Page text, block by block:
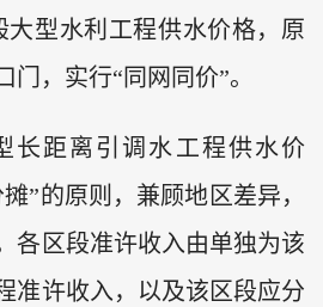
型水利工程供水价格，原
门，实行“同网同价”。
长距离引调水工程供水价
”的原则，兼顾地区差异，
各区段准许收入由单独为该
准许收入，以及该区段应分